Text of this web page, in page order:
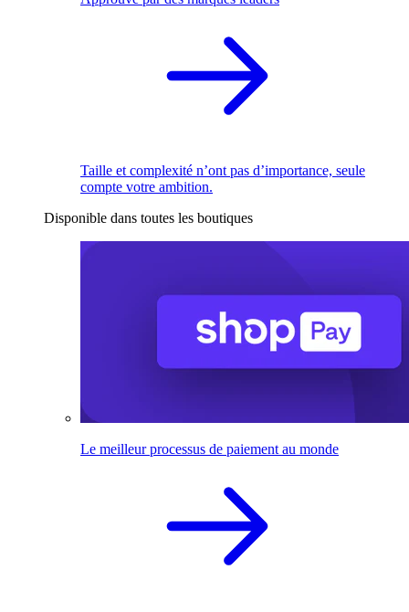
Taille et complexité n’ont pas d’importance, seule
compte votre ambition.
Disponible dans toutes les boutiques
Le meilleur processus de paiement au monde